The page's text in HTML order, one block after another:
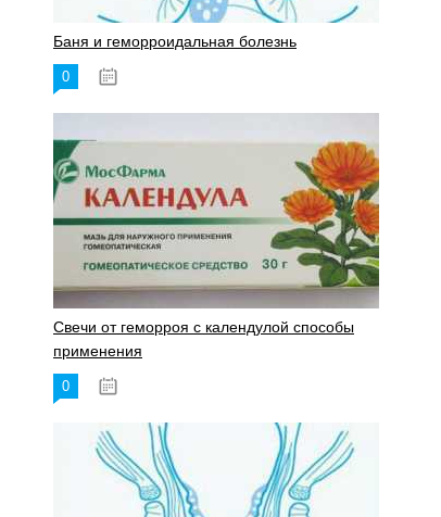
Баня и геморроидальная болезнь
0
Свечи от геморроя с календулой способы
применения
0